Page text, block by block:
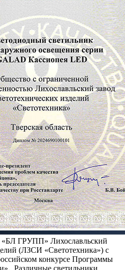
ГРУПП» Лихославльский
(ЛЗСИ «Светотехника») с
конкурсе Программы